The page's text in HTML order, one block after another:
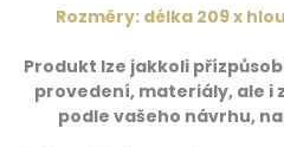
Rozměry: délka 209 x
Produkt lze jakkoli
provedení, materiály, ale i
podle vašeho návrhu,